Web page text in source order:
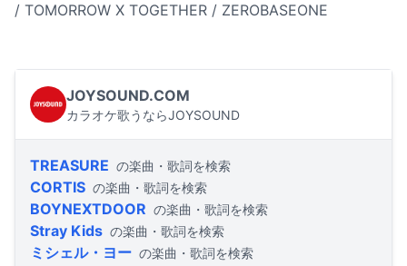
/ TOMORROW X TOGETHER / ZEROBASEONE
JOYSOUND.COM
カラオケ歌うならJOYSOUND
TREASURE の楽曲・歌詞を検索
CORTIS の楽曲・歌詞を検索
BOYNEXTDOOR の楽曲・歌詞を検索
Stray Kids の楽曲・歌詞を検索
ミシェル・ヨー の楽曲・歌詞を検索